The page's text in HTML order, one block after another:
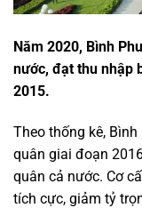
Năm 2020, Bình
nước, đạt thu nhập
2015.
Theo thống kê,
quân giai đoạn
quân cả nước. Cơ
tích cực, giảm tỷ